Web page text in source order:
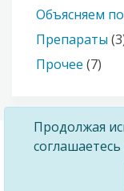
Объясняем
Препараты
Прочее (7)
Copyright ©
Продолжая